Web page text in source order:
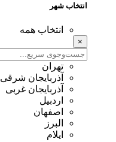
انتخاب شهر
انتخاب همه
×
تهران
آذربایجان شرقی
آذربایجان غربی
اردبیل
اصفهان
البرز
ایلام